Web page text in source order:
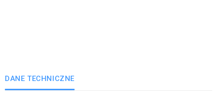
DANE TECHNICZNE